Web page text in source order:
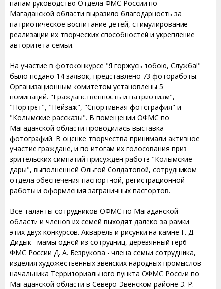
папам руководство Отдела ФМС России по
Магаданской области выразило благодарность за
патриотическое воспитание детей, стимулирование
реализации их творческих способностей и укрепление
авторитета семьи.
На участие в фотоконкурсе "Я горжусь тобою, Служба!"
было подано 14 заявок, представлено 73 фотоработы.
Организационным комитетом установлены 5
номинаций: "Гражданственность и патриотизм",
"Портрет", "Пейзаж", "Спортивная фотография" и
"Колымские рассказы". В помещении ОФМС по
Магаданской области проводилась выставка
фотографий. В оценке творчества принимали активное
участие граждане, и по итогам их голосования приз
зрительских симпатий присужден работе "Колымские
дары", выполненной Ольгой Солдатовой, сотрудником
отдела обеспечения паспортной, регистрационной
работы и оформления заграничных паспортов.
Все таланты сотрудников ОФМС по Магаданской
области и членов их семей выходят далеко за рамки
этих двух конкурсов. Акварель и рисунки на камне Г. Д.
Дидык - мамы одной из сотрудниц, деревянный герб
ФМС России Д. А. Безрукова - члена семьи сотрудника,
изделия художественных эвенских народных промыслов
начальника Территориального пункта ОФМС России по
Магаданской области в Северо-Эвенском районе Э. Р.